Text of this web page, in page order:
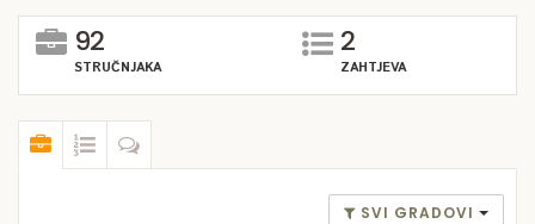
92
STRUČNJAKA
2
ZAHTJEVA
SVI GRADOVI